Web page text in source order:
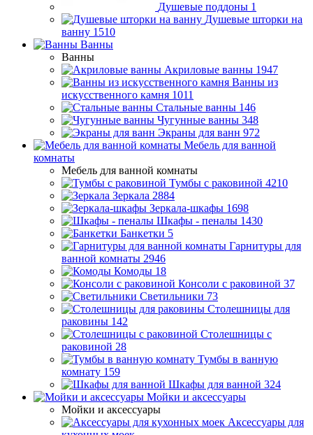
Душевые поддоны 1
Душевые шторки на
ванну 1510
Ванны
Ванны
Акриловые ванны 1947
Ванны из
искусственного камня 1011
Стальные ванны 146
Чугунные ванны 348
Экраны для ванн 972
Мебель для ванной
комнаты
Мебель для ванной комнаты
Тумбы с раковиной 4210
Зеркала 2884
Зеркала-шкафы 1698
Шкафы - пеналы 1430
Банкетки 5
Гарнитуры для
ванной комнаты 2946
Комоды 18
Консоли с раковиной 37
Светильники 73
Столешницы для
раковины 142
Столешницы с
раковиной 28
Тумбы в ванную
комнату 159
Шкафы для ванной 324
Мойки и аксессуары
Мойки и аксессуары
Аксессуары для